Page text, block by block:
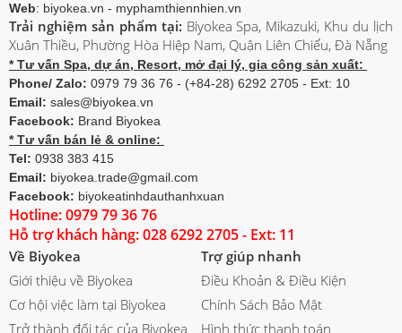
Web: biyokea.vn - myphamthiennhien.vn
Trải nghiệm sản phẩm tại: Biyokea Spa, Mikazuki, Khu du lịch
Xuân Thiều, Phường Hòa Hiệp Nam, Quận Liên Chiểu, Đà Nẵng
* Tư vấn Spa, dự án, Resort, mở đại lý, gia công sản xuất:
Phone/ Zalo: 0979 79 36 76 - (+84-28) 6292 2705 - Ext: 10
Email: sales@biyokea.vn
Facebook: Brand Biyokea
* Tư vấn bán lẻ & online:
Tel: 0938 383 415
Email: biyokea.trade@gmail.com
Facebook: biyokeatinhdauthanhxuan
Hotline: 0979 79 36 76
Hỗ trợ khách hàng: 028 6292 2705 - Ext: 11
Về Biyokea
Giới thiệu về Biyokea
Cơ hội việc làm tại Biyokea
Trở thành đối tác của Biyokea
Trợ giúp nhanh
Điều Khoản & Điều Kiện
Chính Sách Bảo Mật
Hình thức thanh toán